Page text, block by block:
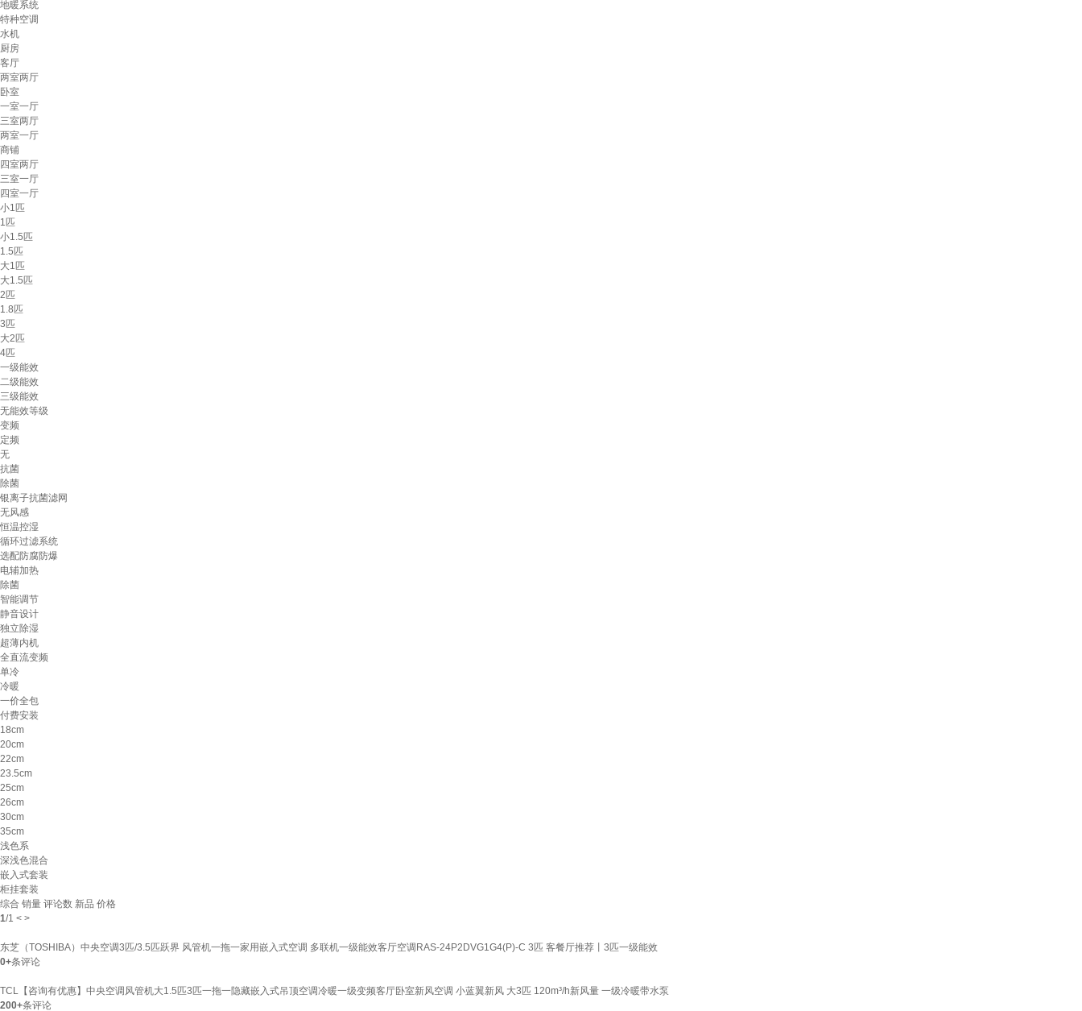
地暖系统
特种空调
水机
厨房
客厅
两室两厅
卧室
一室一厅
三室两厅
两室一厅
商铺
四室两厅
三室一厅
四室一厅
小1匹
1匹
小1.5匹
1.5匹
大1匹
大1.5匹
2匹
1.8匹
3匹
大2匹
4匹
一级能效
二级能效
三级能效
无能效等级
变频
定频
无
抗菌
除菌
银离子抗菌滤网
无风感
恒温控湿
循环过滤系统
选配防腐防爆
电辅加热
除菌
智能调节
静音设计
独立除湿
超薄内机
全直流变频
单冷
冷暖
一价全包
付费安装
18cm
20cm
22cm
23.5cm
25cm
26cm
30cm
35cm
浅色系
深浅色混合
嵌入式套装
柜挂套装
综合 销量 评论数 新品 价格
1/1 < >
东芝（TOSHIBA）中央空调3匹/3.5匹跃界 风管机一拖一家用嵌入式空调 多联机一级能效客厅空调RAS-24P2DVG1G4(P)-C 3匹 客餐厅推荐丨3匹一级能效
0+条评论
TCL【咨询有优惠】中央空调风管机大1.5匹3匹一拖一隐藏嵌入式吊顶空调冷暖一级变频客厅卧室新风空调 小蓝翼新风 大3匹 120m³/h新风量 一级冷暖带水泵
200+条评论